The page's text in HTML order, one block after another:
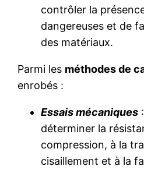
contrôler la
dangereuses et de
des matériaux.
Parmi les méthodes de
enrobés :
Essais mécaniques
déterminer la
compression, à la
cisaillement et à la